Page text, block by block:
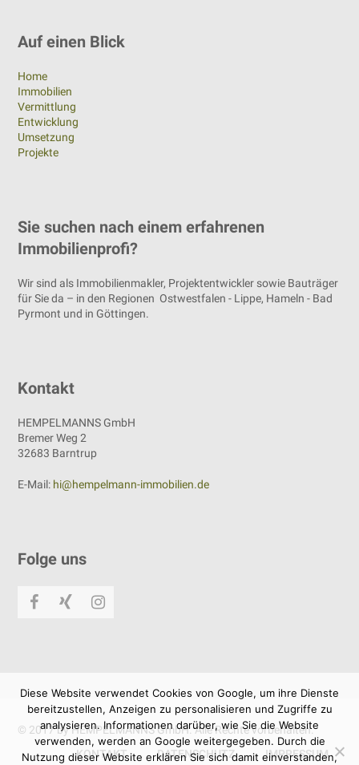
Auf einen Blick
Home
Immobilien
Vermittlung
Entwicklung
Umsetzung
Projekte
Sie suchen nach einem erfahrenen
Immobilienprofi?
Wir sind als Immobilienmakler, Projektentwickler sowie Bauträger
für Sie da – in den Regionen Ostwestfalen - Lippe, Hameln - Bad
Pyrmont und in Göttingen.
Kontakt
HEMPELMANNS GmbH
Bremer Weg 2
32683 Barntrup
E-Mail: hi@hempelmann-immobilien.de
Folge uns
Facebook
XingInstagram
© 2017 by HEMPELMANNS GmbH. Alle Rechte vorbehalten.
KONTAKT
DATENSCHUTZ IMPRESSUM
Diese Website verwendet Cookies von Google, um ihre Dienste
bereitzustellen, Anzeigen zu personalisieren und Zugriffe zu
analysieren. Informationen darüber, wie Sie die Website
verwenden, werden an Google weitergegeben. Durch die
Nutzung dieser Website erklären Sie sich damit einverstanden,